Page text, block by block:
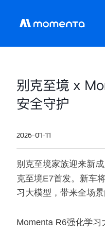
别克至境 x
安全守护
2026-01-11
别克至境家族迎来新
克至境E7首发。新车
习大模型，带来全场景
Momenta R6强化学